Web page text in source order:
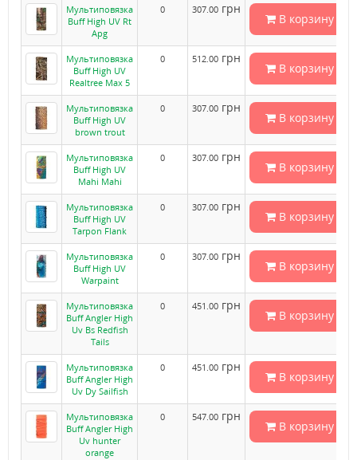
Мультиповязка
Buff High UV Rt
Apg
0 307.00 грн
В корзину
Мультиповязка
Buff High UV
Realtree Max 5
0 512.00 грн
В корзину
Мультиповязка
Buff High UV
brown trout
0 307.00 грн
В корзину
Мультиповязка
Buff High UV
Mahi Mahi
0 307.00 грн
В корзину
Мультиповязка
Buff High UV
Tarpon Flank
0 307.00 грн
В корзину
Мультиповязка
Buff High UV
Warpaint
0 307.00 грн
В корзину
Мультиповязка
Buff Angler High
Uv Bs Redfish
Tails
0 451.00 грн
В корзину
Мультиповязка
Buff Angler High
Uv Dy Sailfish
0 451.00 грн
В корзину
Мультиповязка
Buff Angler High
Uv hunter
orange
0 547.00 грн
В корзину